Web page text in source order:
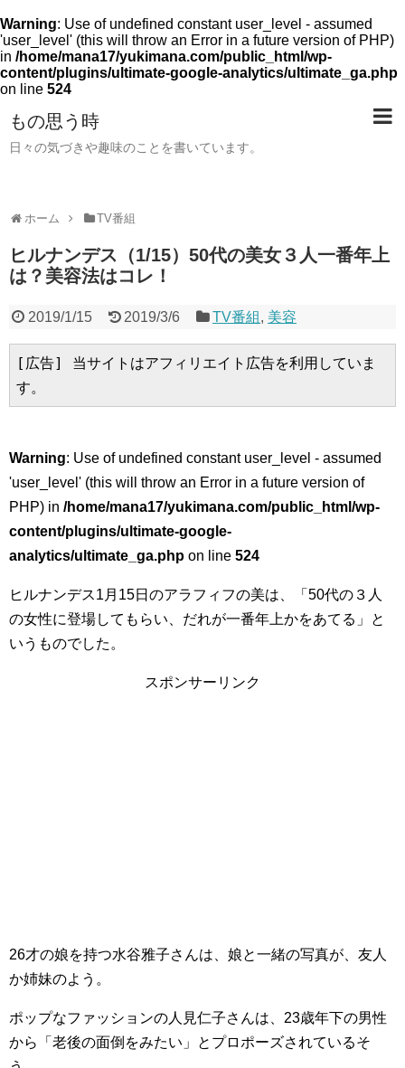
Warning: Use of undefined constant user_level - assumed
'user_level' (this will throw an Error in a future version of PHP)
in /home/mana17/yukimana.com/public_html/wp-
content/plugins/ultimate-google-analytics/ultimate_ga.php
on line 524
もの思う時
日々の気づきや趣味のことを書いています。
ホーム TV番組
ヒルナンデス（1/15）50代の美女３人一番年上
は？美容法はコレ！
2019/1/15 2019/3/6 TV番組 , 美容
[広告] 当サイトはアフィリエイト広告を利用していま
す。
Warning: Use of undefined constant user_level - assumed
'user_level' (this will throw an Error in a future version of
PHP) in /home/mana17/yukimana.com/public_html/wp-
content/plugins/ultimate-google-
analytics/ultimate_ga.php on line 524
ヒルナンデス1月15日のアラフィフの美は、「50代の３人
の女性に登場してもらい、だれが一番年上かをあてる」と
いうものでした。
スポンサーリンク
26才の娘を持つ水谷雅子さんは、娘と一緒の写真が、友人
か姉妹のよう。
ポップなファッションの人見仁子さんは、23歳年下の男性
から「老後の面倒をみたい」とプロポーズされているそ